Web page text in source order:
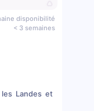
disponibilité
< 3 semaines
Landes et